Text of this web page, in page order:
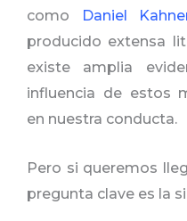
como
Daniel
producido extensa
existe amplia
influencia de estos
en nuestra conducta.
Pero si queremos
pregunta clave es la